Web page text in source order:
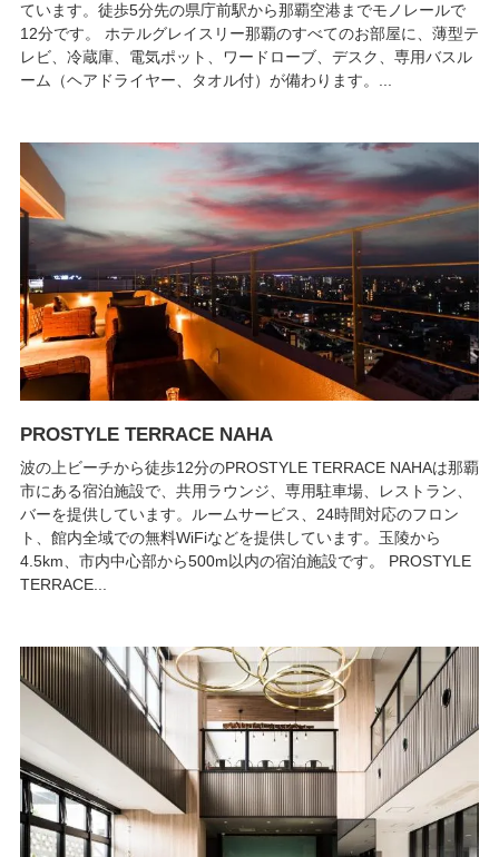
ています。徒歩5分先の県庁前駅から那覇空港までモノレールで
12分です。 ホテルグレイスリー那覇のすべてのお部屋に、薄型テ
レビ、冷蔵庫、電気ポット、ワードローブ、デスク、専用バスル
ーム（ヘアドライヤー、タオル付）が備わります。...
PROSTYLE TERRACE NAHA
波の上ビーチから徒歩12分のPROSTYLE TERRACE NAHAは那覇
市にある宿泊施設で、共用ラウンジ、専用駐車場、レストラン、
バーを提供しています。ルームサービス、24時間対応のフロン
ト、館内全域での無料WiFiなどを提供しています。玉陵から
4.5km、市内中心部から500m以内の宿泊施設です。 PROSTYLE
TERRACE...